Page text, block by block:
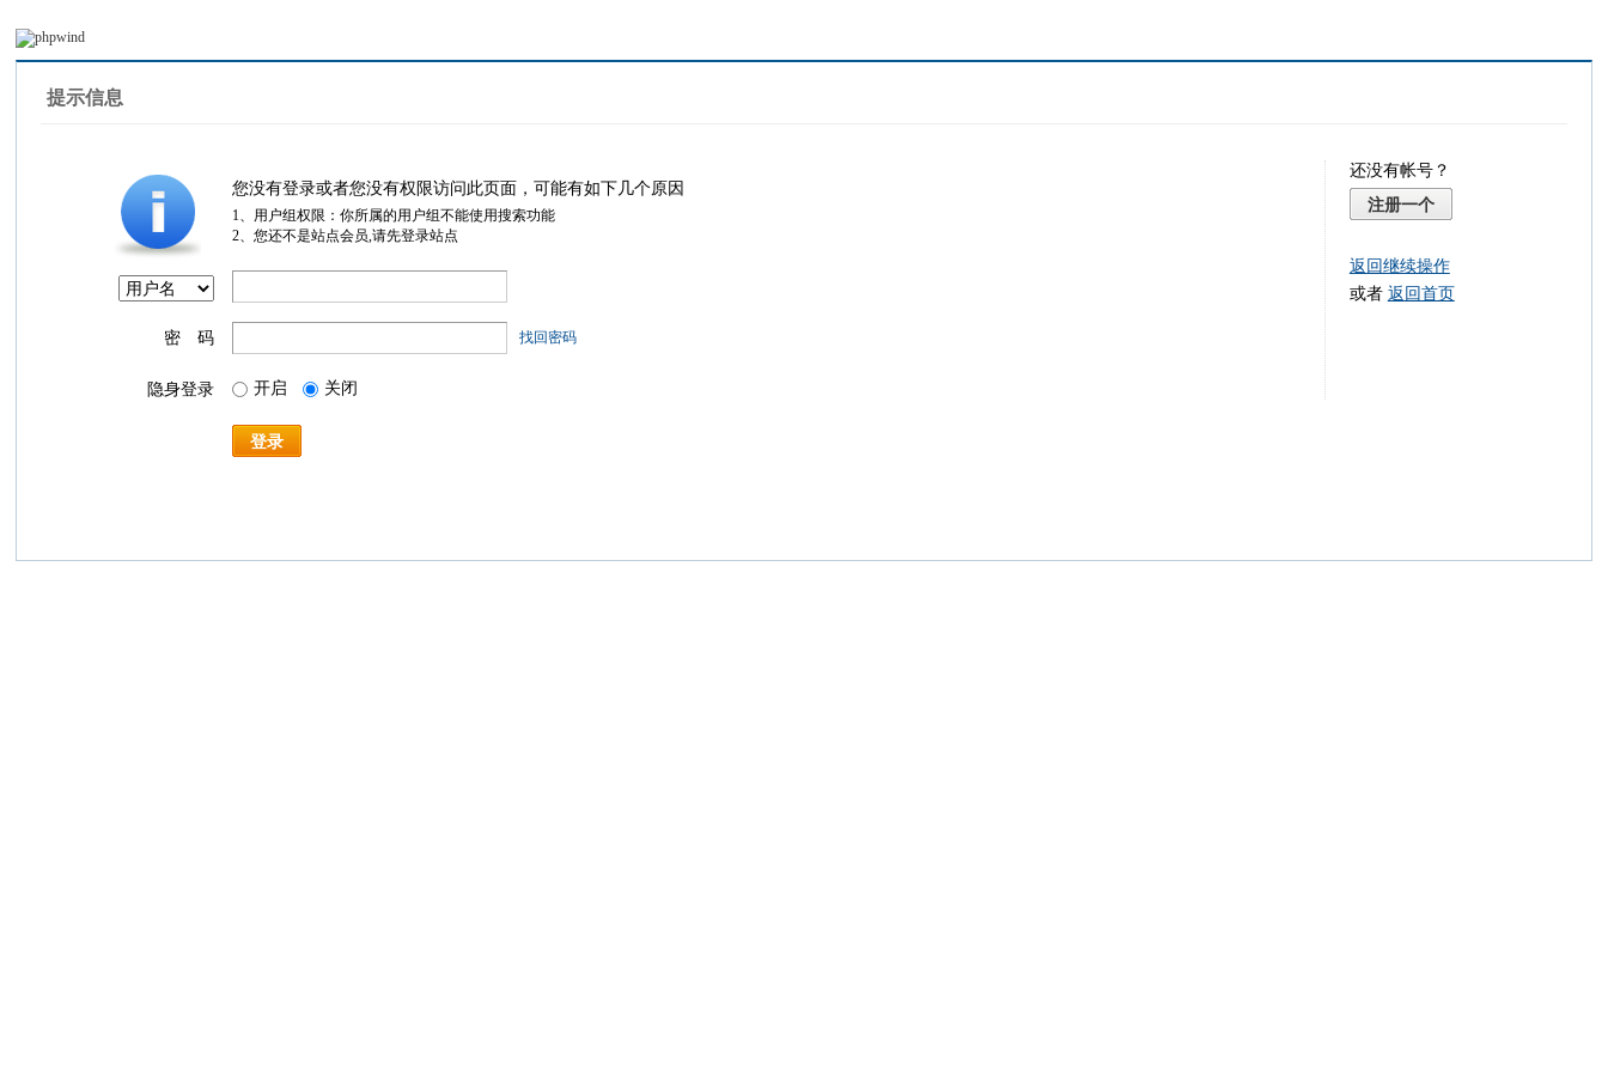
提示信息
您没有登录或者您没有权限访问此页面，可能有如下几个原因
1、用户组权限：你所属的用户组不能使用搜索功能
2、您还不是站点会员,请先登录站点
密 码 找回密码
隐身登录 开启 关闭
登录
还没有帐号？
注册一个
返回继续操作
或者 返回首页